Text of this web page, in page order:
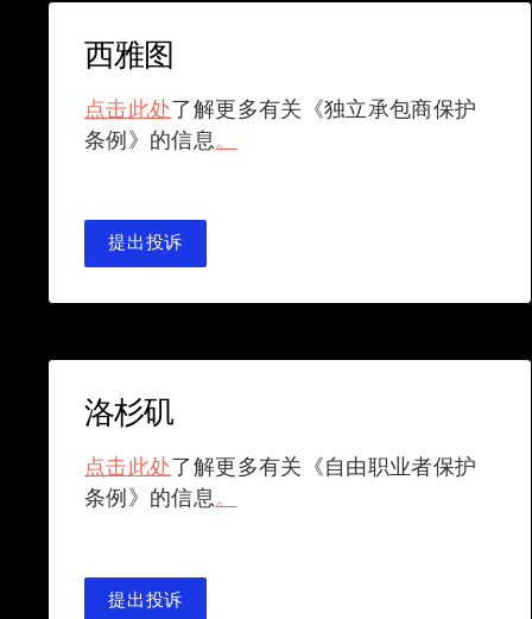
西雅图
点击此处了解更多有关《独立承包商保护
条例》的信息。
提出投诉
洛杉矶
点击此处了解更多有关《自由职业者保护
条例》的信息。
提出投诉